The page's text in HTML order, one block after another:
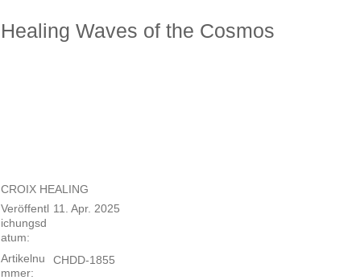
Healing Waves of the Cosmos
CROIX HEALING
11. Apr. 2025
Veröffentl
ichungsd
atum:
Artikelnu
mmer:
CHDD-1855